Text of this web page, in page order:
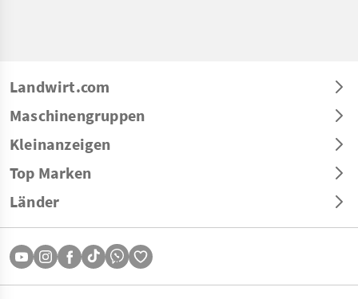
Landwirt.com
Maschinengruppen
Kleinanzeigen
Top Marken
Länder